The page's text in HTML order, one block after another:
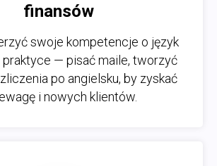
finansów
swoje kompetencje o język
praktyce — pisać maile, tworzyć
po angielsku, by zyskać
i nowych klientów.